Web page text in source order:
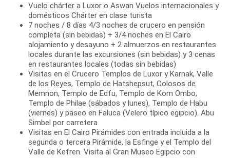
Vuelo chárter a Luxor o Aswan Vuelos internacionales y
domésticos Chárter en clase turista
7 noches / 8 días 4/3 noches de crucero en pensión
completa (sin bebidas) + 3/4 noches en El Cairo
alojamiento y desayuno + 2 almuerzos en restaurantes
locales durante las excursiones (sin bebidas) y 3 cenas
en restaurantes locales (todas sin bebidas)
Visitas en el Crucero Templos de Luxor y Karnak, Valle
de los Reyes, Templo de Hatshepsut, Colosos de
Memnon, Templo de Edfu, Templo de Kom Ombo,
Templo de Philae (sábados y lunes), Templo de Habu
(viernes) y paseo en Faluca (Velero típico egipcio). Abu
Simbel por carretera
Visitas en El Cairo Pirámides con entrada incluida a la
segunda o tercera Pirámide, la Esfinge y el Templo del
Valle de Kefren. Visita al Gran Museo Egipcio con